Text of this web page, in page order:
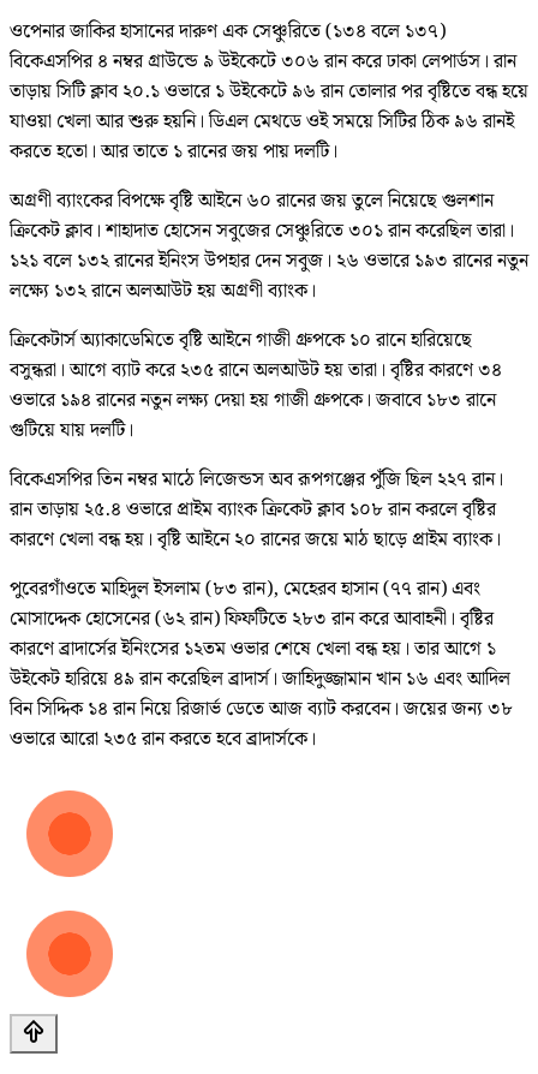
ওপেনার জাকির হাসানের দারুণ এক সেঞ্চুরিতে (১৩৪ বলে ১৩৭)
বিকেএসপির ৪ নম্বর গ্রাউন্ডে ৯ উইকেটে ৩০৬ রান করে ঢাকা লেপার্ডস। রান
তাড়ায় সিটি ক্লাব ২০.১ ওভারে ১ উইকেটে ৯৬ রান তোলার পর বৃষ্টিতে বন্ধ হয়ে
যাওয়া খেলা আর শুরু হয়নি। ডিএল মেথডে ওই সময়ে সিটির ঠিক ৯৬ রানই
করতে হতো। আর তাতে ১ রানের জয় পায় দলটি।
অগ্রণী ব্যাংকের বিপক্ষে বৃষ্টি আইনে ৬০ রানের জয় তুলে নিয়েছে গুলশান
ক্রিকেট ক্লাব। শাহাদাত হোসেন সবুজের সেঞ্চুরিতে ৩০১ রান করেছিল তারা।
১২১ বলে ১৩২ রানের ইনিংস উপহার দেন সবুজ। ২৬ ওভারে ১৯৩ রানের নতুন
লক্ষ্যে ১৩২ রানে অলআউট হয় অগ্রণী ব্যাংক।
ক্রিকেটার্স অ্যাকাডেমিতে বৃষ্টি আইনে গাজী গ্রুপকে ১০ রানে হারিয়েছে
বসুন্ধরা। আগে ব্যাট করে ২৩৫ রানে অলআউট হয় তারা। বৃষ্টির কারণে ৩৪
ওভারে ১৯৪ রানের নতুন লক্ষ্য দেয়া হয় গাজী গ্রুপকে। জবাবে ১৮৩ রানে
গুটিয়ে যায় দলটি।
বিকেএসপির তিন নম্বর মাঠে লিজেন্ডস অব রূপগঞ্জের পুঁজি ছিল ২২৭ রান।
রান তাড়ায় ২৫.৪ ওভারে প্রাইম ব্যাংক ক্রিকেট ক্লাব ১০৮ রান করলে বৃষ্টির
কারণে খেলা বন্ধ হয়। বৃষ্টি আইনে ২০ রানের জয়ে মাঠ ছাড়ে প্রাইম ব্যাংক।
পুবেরগাঁওতে মাহিদুল ইসলাম (৮৩ রান), মেহেরব হাসান (৭৭ রান) এবং
মোসাদ্দেক হোসেনের (৬২ রান) ফিফটিতে ২৮৩ রান করে আবাহনী। বৃষ্টির
কারণে ব্রাদার্সের ইনিংসের ১২তম ওভার শেষে খেলা বন্ধ হয়। তার আগে ১
উইকেট হারিয়ে ৪৯ রান করেছিল ব্রাদার্স। জাহিদুজ্জামান খান ১৬ এবং আদিল
বিন সিদ্দিক ১৪ রান নিয়ে রিজার্ভ ডেতে আজ ব্যাট করবেন। জয়ের জন্য ৩৮
ওভারে আরো ২৩৫ রান করতে হবে ব্রাদার্সকে।